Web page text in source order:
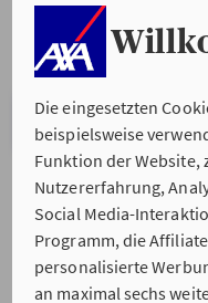
Die eingesetzten
beispielsweise
Funktion der Website,
Nutzererfahrung,
Social Media-
Programm, die
personalisierte
an maximal sechs